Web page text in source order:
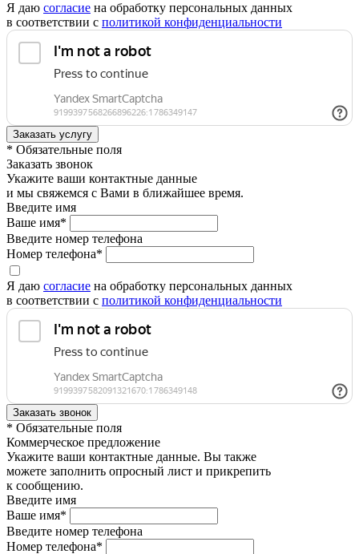
Я даю согласие на обработку персональных данных
в соответствии с политикой конфиденциальности
* Обязательные поля
Заказать звонок
Укажите ваши контактные данные
и мы свяжемся с Вами в ближайшее время.
Введите имя
Ваше имя*
Введите номер телефона
Номер телефона*
Я даю согласие на обработку персональных данных
в соответствии с политикой конфиденциальности
* Обязательные поля
Коммерческое предложение
Укажите ваши контактные данные. Вы также
можете заполнить опросный лист и прикрепить
к сообщению.
Введите имя
Ваше имя*
Введите номер телефона
Номер телефона*